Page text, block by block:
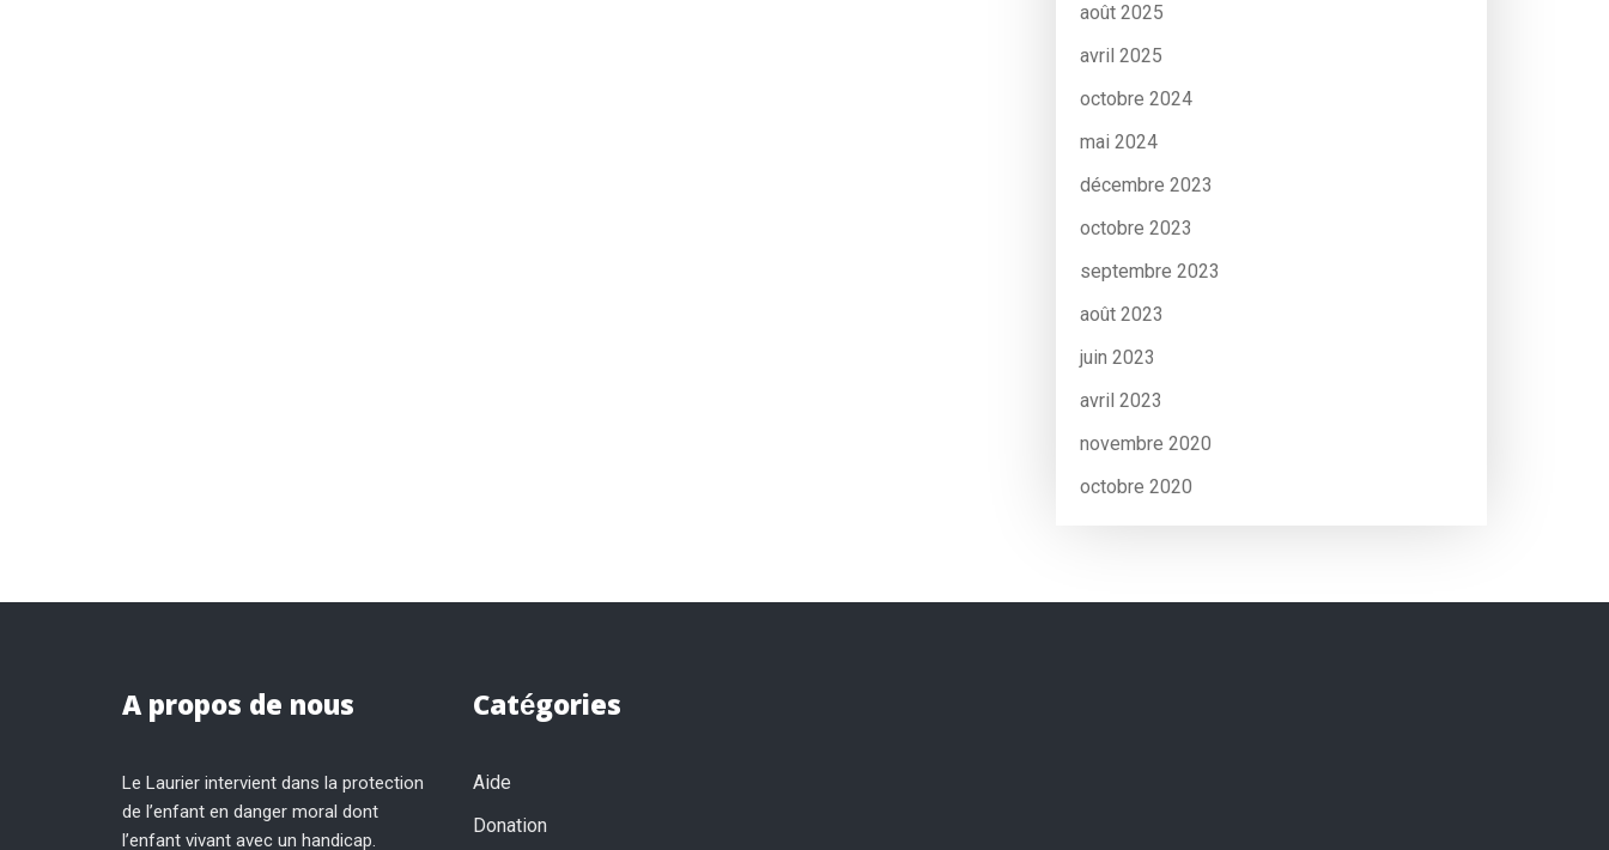
août 2025
avril 2025
octobre 2024
mai 2024
décembre 2023
octobre 2023
septembre 2023
août 2023
juin 2023
avril 2023
novembre 2020
octobre 2020
A propos de nous
Le Laurier intervient dans la protection
de l’enfant en danger moral dont
l’enfant vivant avec un handicap.
Catégories
Aide
Donation